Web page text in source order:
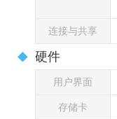
连接与共享
硬件
用户界面
存储卡